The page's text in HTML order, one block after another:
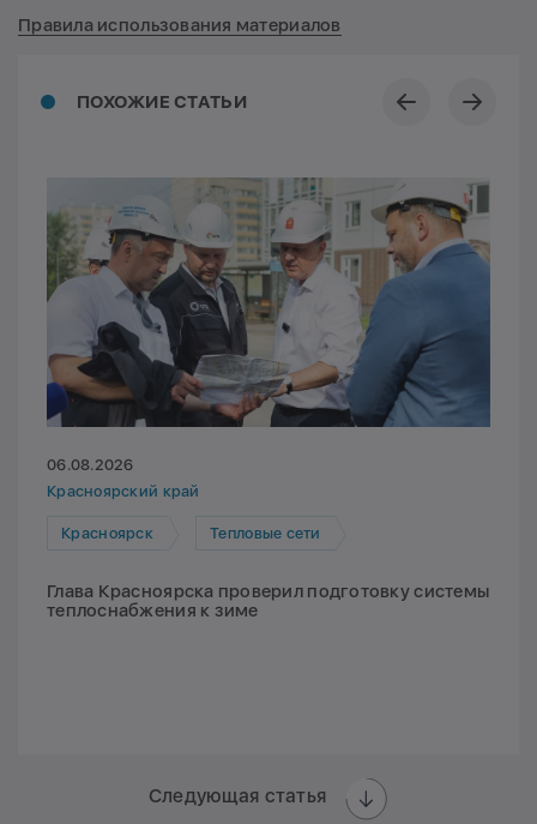
ПОХОЖИЕ СТАТЬИ
06.08.2026
Красноярский край
Красноярск Тепловые сети
Глава Красноярска проверил подготовку системы
теплоснабжения к зиме
Следующая статья
Правила использования материалов